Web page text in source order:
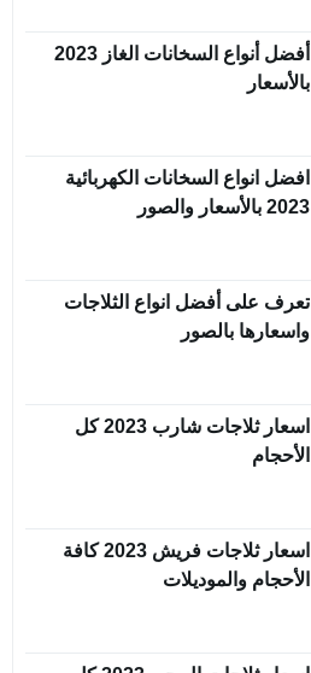
أفضل أنواع السخانات الغاز 2023
بالأسعار
افضل انواع السخانات الكهربائية
2023 بالأسعار والصور
تعرف على أفضل انواع الثلاجات
واسعارها بالصور
اسعار ثلاجات شارب 2023 كل
الأحجام
اسعار ثلاجات فريش 2023 كافة
الأحجام والموديلات